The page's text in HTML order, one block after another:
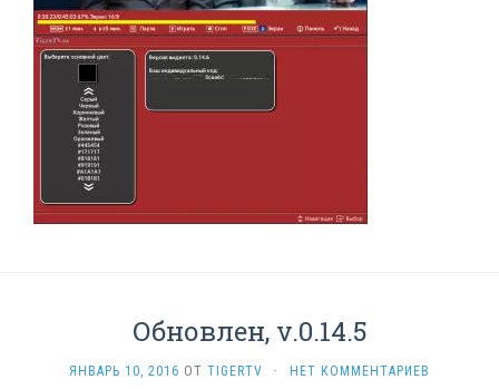
Обновлен, v.0.14.5
ЯНВАРЬ 10, 2016 ОТ TIGERTV · НЕТ КОММЕНТАРИЕВ